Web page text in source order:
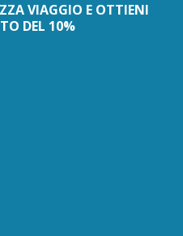
VIAGGIO E OTTIENI
DEL 10%